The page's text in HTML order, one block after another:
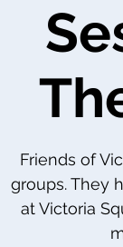
Friends of
groups. They
at Victoria